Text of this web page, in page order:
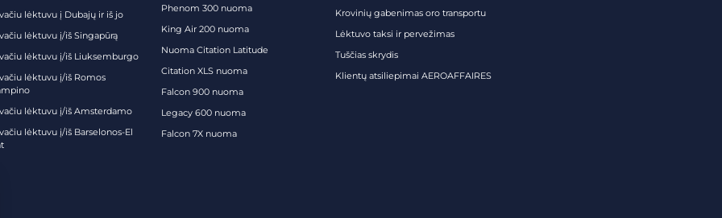
lėktuvu į Dubajų ir iš jo
lėktuvu į/iš Singapūrą
lėktuvu į/iš Liuksemburgo
lėktuvu į/iš Romos
lėktuvu į/iš Amsterdamo
lėktuvu į/iš Barselonos-El
Phenom 300 nuoma
King Air 200 nuoma
Nuoma Citation Latitude
Citation XLS nuoma
Falcon 900 nuoma
Legacy 600 nuoma
Falcon 7X nuoma
Krovinių gabenimas oro transportu
Lėktuvo taksi ir pervežimas
Tuščias skrydis
Klientų atsiliepimai AEROAFFAIRES